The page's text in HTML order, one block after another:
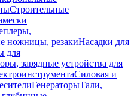
Строительные
ножницы, резакиНасадки для
для
зарядные устройства для
Силовая и
ГенераторыТали,